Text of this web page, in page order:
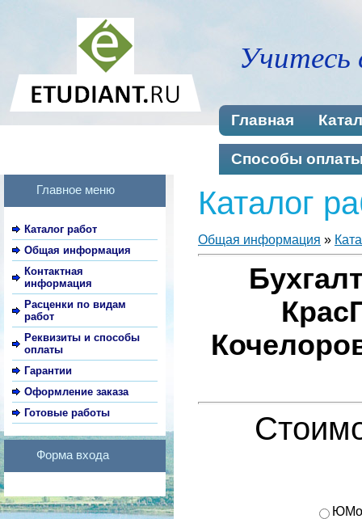
Учитесь
Главная
Способы
Главное меню
Каталог работ
Общая информация
Контактная
информация
Расценки по видам
работ
Реквизиты и способы
оплаты
Гарантии
Оформление заказа
Готовые работы
Форма входа
Каталог
Общая информация »